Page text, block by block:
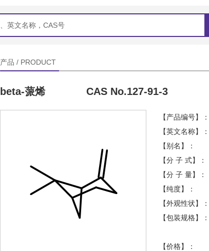
产品 / PRODUCT
beta-蒎烯 CAS No.127-91-3
【产品编号】：
【英文名称】：
【别名】：
【分 子 式】：
【分 子 量】：
【纯度】：
【外观性状】：
【包装规格】：
【价格】：